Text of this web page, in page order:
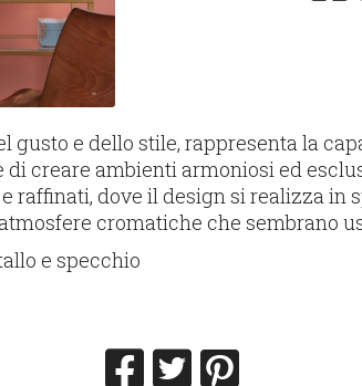
gusto e dello stile, rappresenta la
di creare ambienti armoniosi ed
raffinati, dove il design si realizza in
cromatiche che sembrano
e specchio